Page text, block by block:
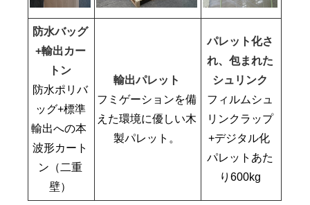
防水バッグ
+輸出カー
トン
防水ポリバ
ッグ+標準
輸出への本
波形カート
ン（二重
壁）
輸出パレット
フミゲーションを備
えた環境に優しい木
製パレット。
パレット化さ
れ、包まれた
シュリンク
フィルムシュ
リンクラップ
+デジタル化
パレットあた
り600kg